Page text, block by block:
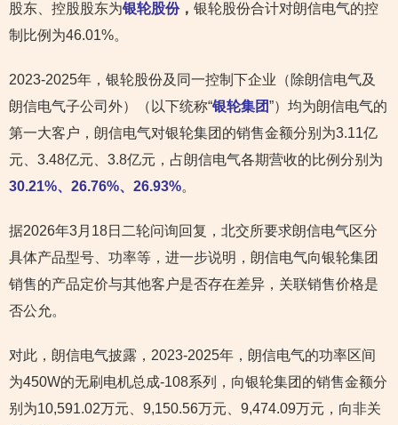
股东、控股股东为银轮股份， 银轮股份合计对朗信电气的控
制比例为46.01%。
2023-2025年，银轮股份及同一控制下企业（除朗信电气及
朗信电气子公司外）（以下统称“银轮集团”）均为朗信电气的
第一大客户，朗信电气对银轮集团的销售金额分别为3.11亿
元、3.48亿元、3.8亿元，占朗信电气各期营收的比例分别为
30.21%、26.76%、26.93%。
据2026年3月18日二轮问询回复，北交所要求朗信电气区分
具体产品型号、功率等，进一步说明，朗信电气向银轮集团
销售的产品定价与其他客户是否存在差异，关联销售价格是
否公允。
对此，朗信电气披露，2023-2025年，朗信电气的功率区间
为450W的无刷电机总成-108系列，向银轮集团的销售金额分
别为10,591.02万元、9,150.56万元、9,474.09万元，向非关